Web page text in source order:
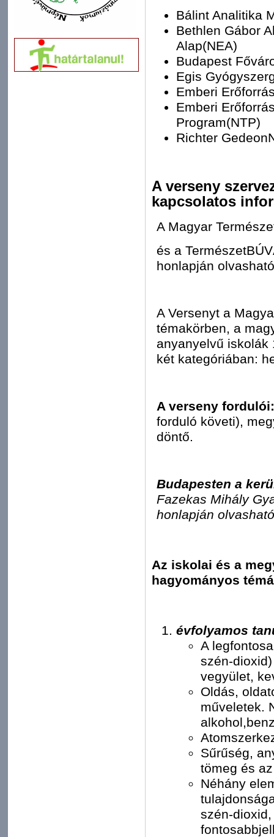
Bálint Analitika
Bethlen Gábor
Alap(NEA)
Budapest
Egis
Emberi
Emberi
Program(NTP)
Richter
A verseny
kapcsolatos
A Magyar
és a
honlapján
A Versenyt a
témakörben, a
anyanyelvű iskolák
két kategóriában:
A verseny
forduló követi),
döntő.
Budapesten a
Fazekas Mihály
honlapján
Az iskolai és a
hagyományos
évfolyamos
A
szén-
vegyület,
Oldás,
műveletek.
Sűrűség,
tömeg és
Néhány
szén-